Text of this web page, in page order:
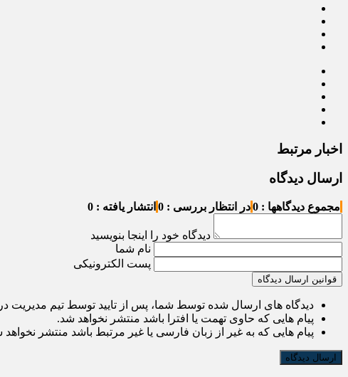
اخبار مرتبط
ارسال دیدگاه
مجموع دیدگاهها : 0 در انتظار بررسی : 0 انتشار یافته : 0
دیدگاه خود را اینجا بنویسید
نام شما
پست الکترونیکی
قوانین ارسال دیدگاه
دیدگاه های ارسال شده توسط شما، پس از تایید توسط تیم مدیریت
پیام هایی که حاوی تهمت یا افترا باشد منتشر نخواهد شد.
پیام هایی که به غیر از زبان فارسی یا غیر مرتبط باشد منتشر